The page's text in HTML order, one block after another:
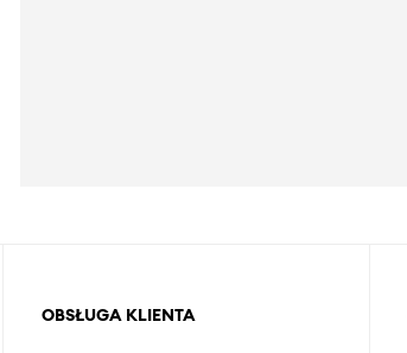
OBSŁUGA KLIENTA